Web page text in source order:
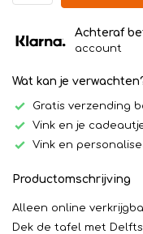
Achteraf
account
Wat kan je
Gratis verzending
Vink en je
Vink en
Productomschrijving
Alleen online
Dek de tafel met